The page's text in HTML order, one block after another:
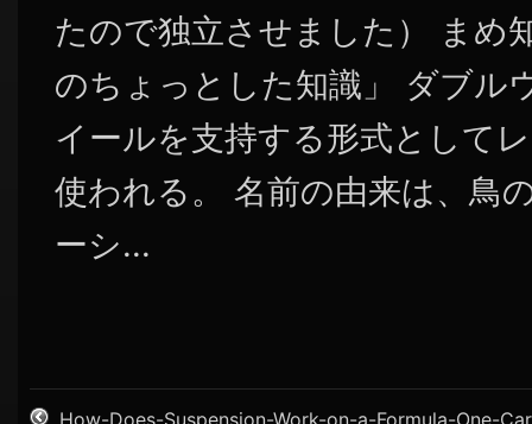
たので独立させました） まめ
のちょっとした知識」 ダブル
イールを支持する形式として
使われる。 名前の由来は、鳥
ーシ...